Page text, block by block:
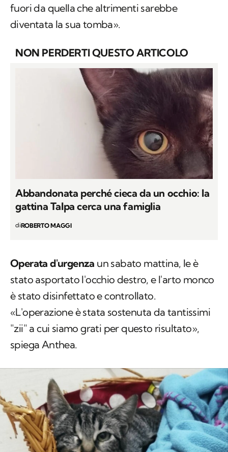
fuori da quella che altrimenti sarebbe
diventata la sua tomba».
NON PERDERTI QUESTO ARTICOLO
Abbandonata perché cieca da un occhio: la
gattina Talpa cerca una famiglia
diROBERTO MAGGI
Operata d'urgenza un sabato mattina, le è
stato asportato l'occhio destro, e l'arto monco
è stato disinfettato e controllato.
«L'operazione è stata sostenuta da tantissimi
"zii" a cui siamo grati per questo risultato»,
spiega Anthea.